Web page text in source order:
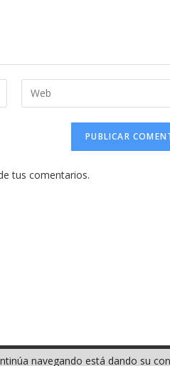
Introduce
la
web
tus comentarios.
navegando está dando su